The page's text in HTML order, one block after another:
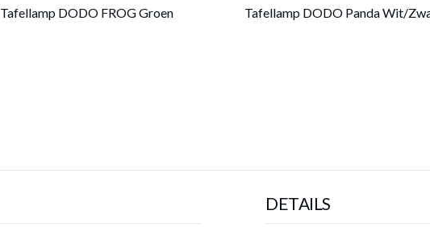
Tafellamp DODO FROG Groen Tafellamp DODO Panda Wit/
DETAILS